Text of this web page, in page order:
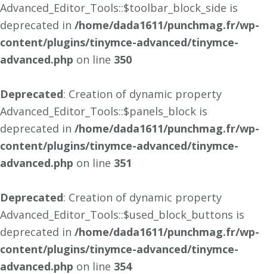
Advanced_Editor_Tools::$toolbar_block_side is
deprecated in /home/dada1611/punchmag.fr/wp-
content/plugins/tinymce-advanced/tinymce-
advanced.php on line 350
Deprecated: Creation of dynamic property
Advanced_Editor_Tools::$panels_block is
deprecated in /home/dada1611/punchmag.fr/wp-
content/plugins/tinymce-advanced/tinymce-
advanced.php on line 351
Deprecated: Creation of dynamic property
Advanced_Editor_Tools::$used_block_buttons is
deprecated in /home/dada1611/punchmag.fr/wp-
content/plugins/tinymce-advanced/tinymce-
advanced.php on line 354